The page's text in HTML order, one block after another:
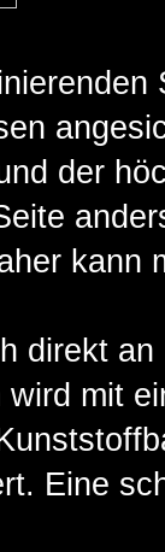
der
kann
direkt
mit
Eine